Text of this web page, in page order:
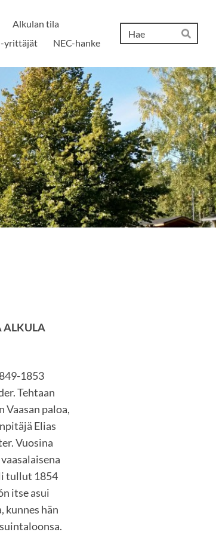
Alkulan tila
yrittäjät NEC-hanke Hae
ALKULA
1853
Tehtaan
paloa,
Elias
Vuosina
tullut 1854
itse asui
kunnes hän